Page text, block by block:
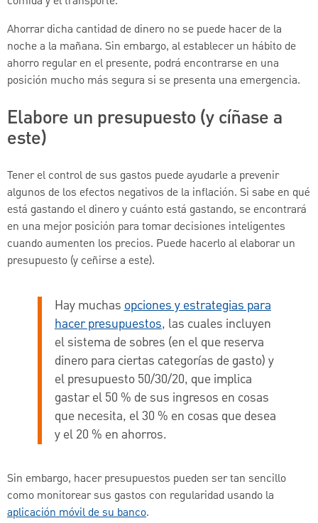
Ahorrar dicha cantidad de dinero no se puede hacer de la
noche a la mañana. Sin embargo, al establecer un hábito de
ahorro regular en el presente, podrá encontrarse en una
posición mucho más segura si se presenta una emergencia.
Elabore un presupuesto (y cíñase a
este)
Tener el control de sus gastos puede ayudarle a prevenir
algunos de los efectos negativos de la inflación. Si sabe en qué
está gastando el dinero y cuánto está gastando, se encontrará
en una mejor posición para tomar decisiones inteligentes
cuando aumenten los precios. Puede hacerlo al elaborar un
presupuesto (y ceñirse a este).
Hay muchas opciones y estrategias para
hacer presupuestos, las cuales incluyen
el sistema de sobres (en el que reserva
dinero para ciertas categorías de gasto) y
el presupuesto 50/30/20, que implica
gastar el 50 % de sus ingresos en cosas
que necesita, el 30 % en cosas que desea
y el 20 % en ahorros.
Sin embargo, hacer presupuestos pueden ser tan sencillo
como monitorear sus gastos con regularidad usando la
aplicación móvil de su banco.